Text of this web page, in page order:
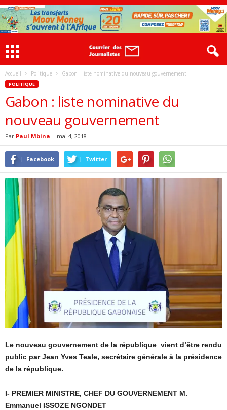
Accueil Politique Gabon : liste nominative du nouveau gouvernement
POLITIQUE
Gabon : liste nominative du
nouveau gouvernement
Par Paul Mbina - mai 4, 2018
Facebook Twitter
Le nouveau gouvernement de la république vient d’être rendu
public par Jean Yves Teale, secrétaire générale à la présidence
de la république.
I- PREMIER MINISTRE, CHEF DU GOUVERNEMENT M.
Emmanuel ISSOZE NGONDET